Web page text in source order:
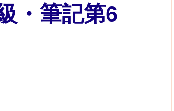
・筆記第6